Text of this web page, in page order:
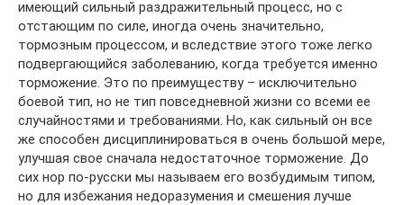
имеющий сильный раздражительный процесс, но с
отстающим по силе, иногда очень значительно,
тормозным процессом, и вследствие этого тоже легко
подвергающийся заболеванию, когда требуется именно
тор­можение. Это по преимуществу – исключительно
боевой тип, но не тип повседневной жизни со всеми ее
случайностями и требованиями. Но, как сильный он все
же способен дисциплинироваться в очень боль­шой мере,
улучшая свое сначала недостаточное торможение. До
сих нор по-русски мы называем его возбудимым типом,
но для избежа­ния недоразумения и смешения лучше